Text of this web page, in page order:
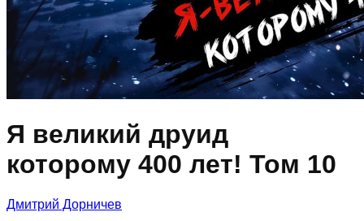
Я великий друид
которому 400 лет! Том 10
Дмитрий Дорничев